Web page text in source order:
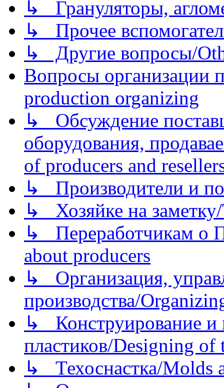
↳ Грануляторы,
↳ Прочее
↳ Другие вопросы/
Вопросы организации
production organizing
↳ Обсуждение
оборудования,
of producers and
↳ Производители и
↳ Хозяйке на
↳ Переработчикам о
about producers
↳ Организация,
производства/
↳ Конструирование и
пластиков/Designing of
↳ Техоснастка/Molds